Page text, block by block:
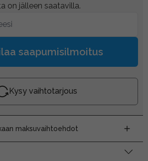
on jälleen saatavilla.
saapumisilmoitus
Kysy vaihtotarjous
maksuvaihtoehdot